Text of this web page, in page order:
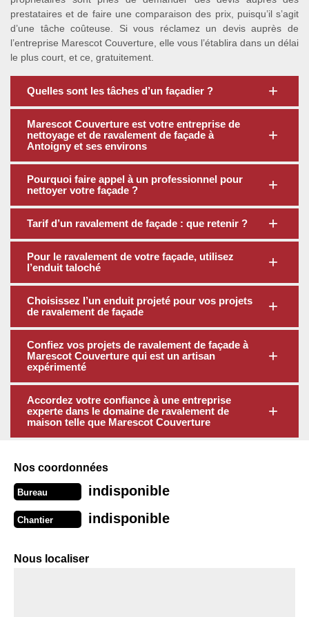
prestataires et de faire une comparaison des prix, puisqu’il s’agit
d’une tâche coûteuse. Si vous réclamez un devis auprès de
l’entreprise Marescot Couverture, elle vous l’établira dans un délai
le plus court, et ce, gratuitement.
Quelles sont les tâches d’un façadier ?
Marescot Couverture est votre entreprise de
nettoyage et de ravalement de façade à
Antoigny et ses environs
Pourquoi faire appel à un professionnel pour
nettoyer votre façade ?
Tarif d’un ravalement de façade : que retenir ?
Pour le ravalement de votre façade, utilisez
l’enduit taloché
Choisissez l’un enduit projeté pour vos projets
de ravalement de façade
Confiez vos projets de ravalement de façade à
Marescot Couverture qui est un artisan
expérimenté
Accordez votre confiance à une entreprise
experte dans le domaine de ravalement de
maison telle que Marescot Couverture
Nos coordonnées
Bureau indisponible
Chantier indisponible
Nous localiser